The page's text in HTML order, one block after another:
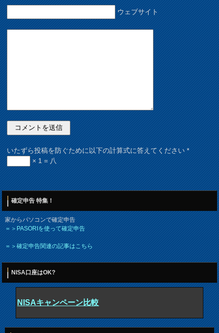
ウェブサイト
いたずら投稿を防ぐために以下の計算式に答えてください*
× 1 = 八
確定申告 特集！
家からパソコンで確定申告
＝＞PASORIを使って確定申告
＝＞確定申告関連の記事はこちら
NISA口座はOK?
NISAキャンペーン比較